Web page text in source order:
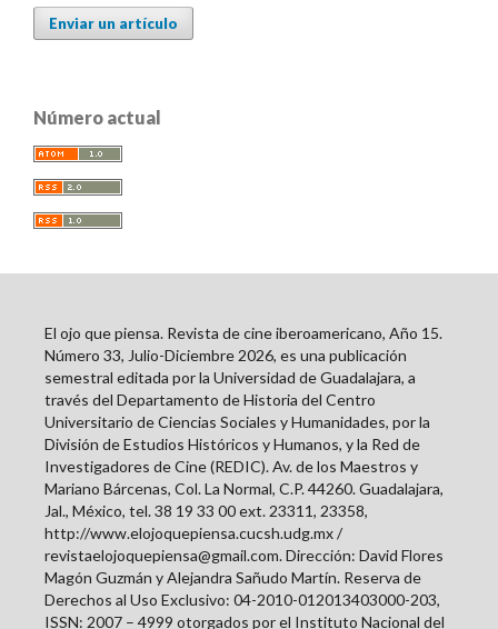
Enviar un artículo
Número actual
El ojo que piensa. Revista de cine iberoamericano, Año 15.
Número 33, Julio-Diciembre 2026, es una publicación
semestral editada por la Universidad de Guadalajara, a
través del Departamento de Historia del Centro
Universitario de Ciencias Sociales y Humanidades, por la
División de Estudios Históricos y Humanos, y la Red de
Investigadores de Cine (REDIC). Av. de los Maestros y
Mariano Bárcenas, Col. La Normal, C.P. 44260. Guadalajara,
Jal., México, tel. 38 19 33 00 ext. 23311, 23358,
http://www.elojoquepiensa.cucsh.udg.mx /
revistaelojoquepiensa@gmail.com. Dirección: David Flores
Magón Guzmán y Alejandra Sañudo Martín. Reserva de
Derechos al Uso Exclusivo: 04-2010-012013403000-203,
ISSN: 2007 – 4999 otorgados por el Instituto Nacional del